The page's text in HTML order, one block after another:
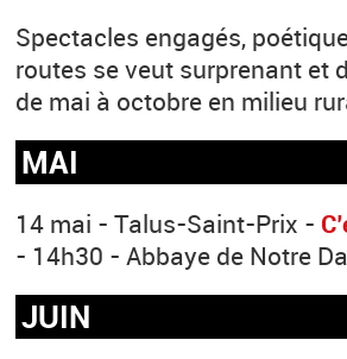
Spectacles engagés,
routes se veut surprenant et
de mai à octobre en milieu
MAI
14 mai - Talus-Saint-Prix -
- 14h30 - Abbaye de Notre
JUIN